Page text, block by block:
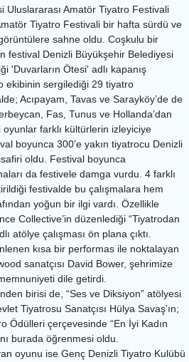
Uluslararası Amatör Tiyatro Festivali
Tiyatro Festivali bir hafta sürdü ve
sahne oldu. Coşkulu bir
festival Denizli Büyükşehir Belediyesi
'Duvarların Ötesi' adlı kapanış
ekibinin sergilediği 29 tiyatro
Acıpayam, Tavas ve Sarayköy’de de
Fas, Tunus ve Hollanda’dan
farklı kültürlerin izleyiciye
boyunca 300’e yakın tiyatrocu Denizli
oldu. Festival boyunca
da festivele damga vurdu. 4 farklı
festivalde bu çalışmalara hem
yoğun bir ilgi vardı. Özellikle
Collective’in düzenlediği “Tiyatrodan
atölye çalışması ön plana çıktı.
kısa bir performas ile noktalayan
sanatçısı David Bower, şehrimize
dile getirdi.
birisi de, “Ses ve Diksiyon” atölyesi
Tiyatrosu Sanatçısı Hülya Savaş’ın;
Ödülleri çerçevesinde “En İyi Kadın
burada öğrenmesi oldu.
oyunu ise Genç Denizli Tiyatro Kulübü